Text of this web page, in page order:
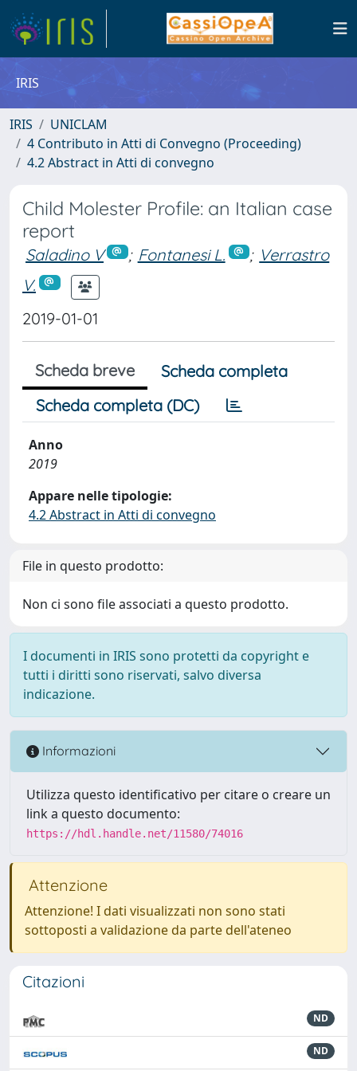
IRIS
IRIS
UNICLAM
4 Contributo in Atti di Convegno (Proceeding)
4.2 Abstract in Atti di convegno
Child Molester Profile: an Italian case
report
Saladino V ; Fontanesi L. ; Verrastro
V.
2019-01-01
Scheda breve
Scheda completa
Scheda completa (DC)
Anno
2019
Appare nelle tipologie:
4.2 Abstract in Atti di convegno
File in questo prodotto:
Non ci sono file associati a questo prodotto.
I documenti in IRIS sono protetti da copyright e
tutti i diritti sono riservati, salvo diversa
indicazione.
Informazioni
Utilizza questo identificativo per citare o creare un
link a questo documento:
https://hdl.handle.net/11580/74016
Attenzione
Attenzione! I dati visualizzati non sono stati
sottoposti a validazione da parte dell'ateneo
Citazioni
ND
ND